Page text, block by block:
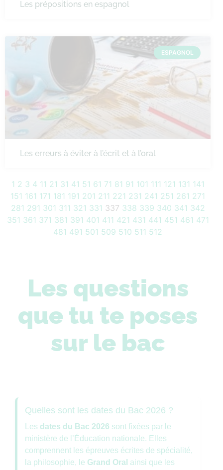
Les prépositions en espagnol
ESPAGNOL
Les erreurs à éviter à l’écrit et à l’oral
1 2 3 4 11 21 31 41 51 61 71 81 91 101 111 121 131 141
151 161 171 181 191 201 211 221 231 241 251 261 271
281 291 301 311 321 331 337 338 339 340 341 342
351 361 371 381 391 401 411 421 431 441 451 461 471
481 491 501 509 510 511 512
Les questions
que tu te poses
sur le bac
Quelles sont les dates du Bac 2026 ?
Les dates du Bac 2026 sont fixées par le
ministère de l’Éducation nationale. Elles
comprennent les épreuves écrites de spécialité,
la philosophie, le Grand Oral ainsi que les